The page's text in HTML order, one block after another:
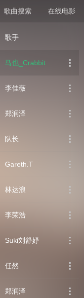
歌曲搜索 在线电影
歌手
马也_Crabbit
李佳薇
郑润泽
队长
Gareth.T
林达浪
李荣浩
Suki刘舒妤
任然
郑润泽